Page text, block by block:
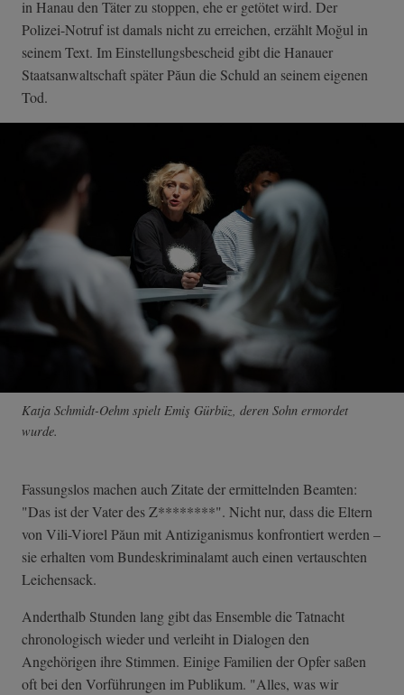
in Hanau den Täter zu stoppen, ehe er getötet wird. Der
Polizei-Notruf ist damals nicht zu erreichen, erzählt Moğul in
seinem Text. Im Einstellungsbescheid gibt die Hanauer
Staatsanwaltschaft später Păun die Schuld an seinem eigenen
Tod.
Katja Schmidt-Oehm spielt Emiş Gürbüz, deren Sohn ermordet
wurde.
Fassungslos machen auch Zitate der ermittelnden Beamten:
"Das ist der Vater des Z********". Nicht nur, dass die Eltern
von Vili-Viorel Păun mit Antiziganismus konfrontiert werden –
sie erhalten vom Bundeskriminalamt auch einen vertauschten
Leichensack.
Anderthalb Stunden lang gibt das Ensemble die Tatnacht
chronologisch wieder und verleiht in Dialogen den
Angehörigen ihre Stimmen. Einige Familien der Opfer saßen
oft bei den Vorführungen im Publikum. "Alles, was wir